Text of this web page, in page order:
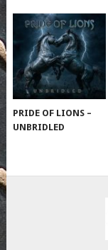
PRIDE OF LIONS –
UNBRIDLED